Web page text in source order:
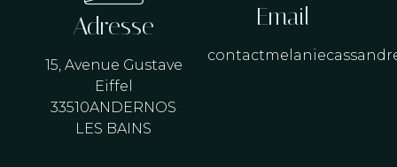
Adresse
15, Avenue Gustave
Eiffel
33510ANDERNOS
LES BAINS
Email